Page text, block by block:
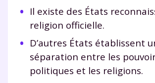
Il existe des États
religion officielle.
D’autres États établissent
séparation entre les
politiques et les religions.